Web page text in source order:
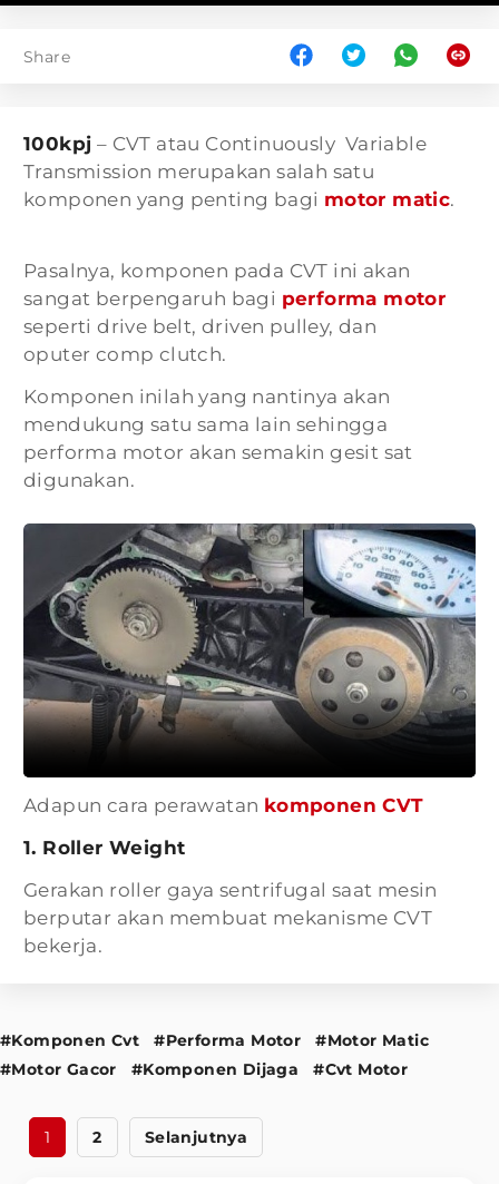
Share
100kpj – CVT atau Continuously Variable
Transmission merupakan salah satu
komponen yang penting bagi motor matic.
Pasalnya, komponen pada CVT ini akan
sangat berpengaruh bagi performa motor
seperti drive belt, driven pulley, dan
oputer comp clutch.
Komponen inilah yang nantinya akan
mendukung satu sama lain sehingga
performa motor akan semakin gesit sat
digunakan.
Adapun cara perawatan komponen CVT
1. Roller Weight
Gerakan roller gaya sentrifugal saat mesin
berputar akan membuat mekanisme CVT
bekerja.
#Komponen Cvt #Performa Motor
#Motor Matic
#Motor Gacor
#Komponen Dijaga #Cvt Motor
1 2 Selanjutnya